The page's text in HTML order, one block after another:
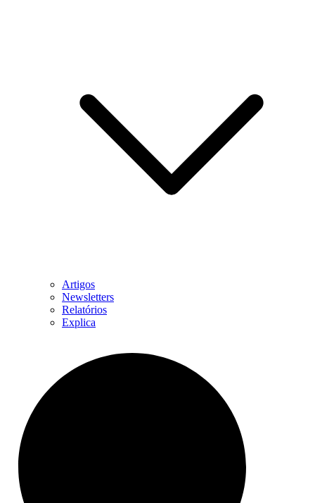
Artigos
Newsletters
Relatórios
Explica